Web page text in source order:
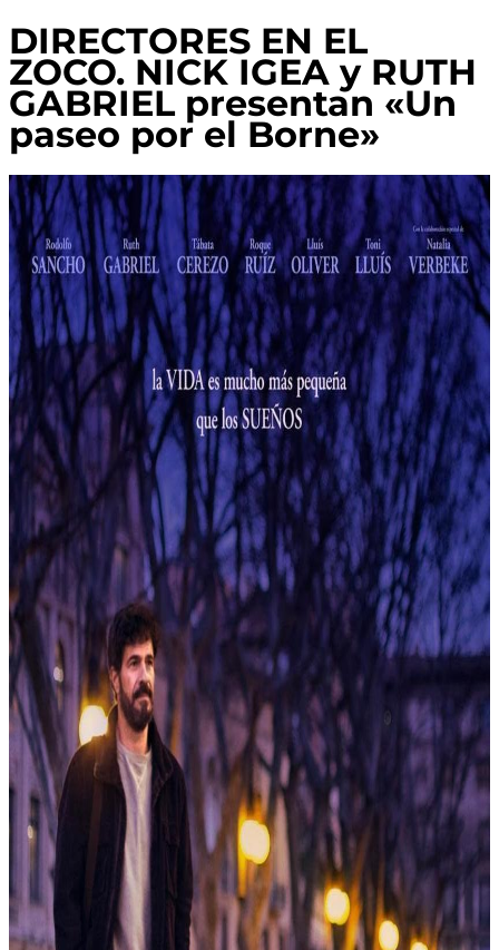
DIRECTORES EN EL
ZOCO. NICK IGEA y RUTH
GABRIEL presentan «Un
paseo por el Borne»